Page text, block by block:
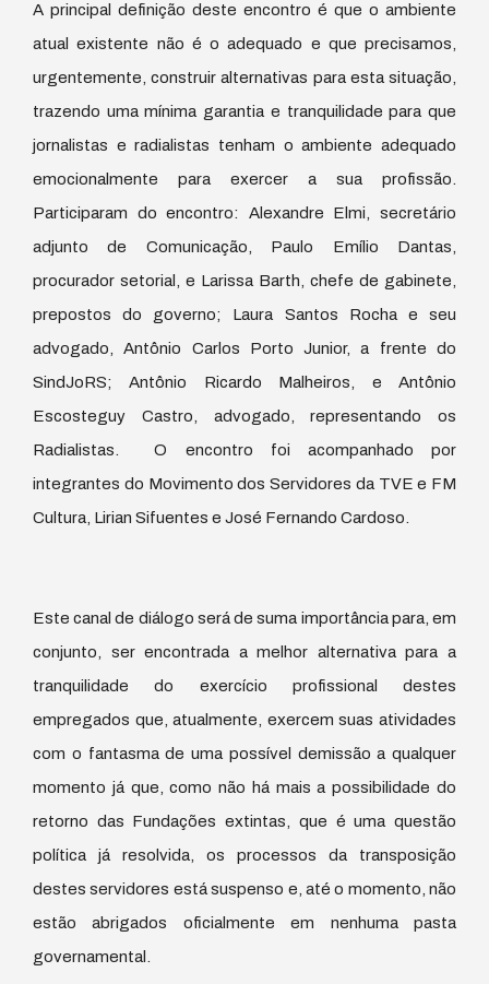
A principal definição deste encontro é que o ambiente
atual existente não é o adequado e que precisamos,
urgentemente, construir alternativas para esta situação,
trazendo uma mínima garantia e tranquilidade para que
jornalistas e radialistas tenham o ambiente adequado
emocionalmente para exercer a sua profissão.
Participaram do encontro: Alexandre Elmi, secretário
adjunto de Comunicação, Paulo Emílio Dantas,
procurador setorial, e Larissa Barth, chefe de gabinete,
prepostos do governo; Laura Santos Rocha e seu
advogado, Antônio Carlos Porto Junior, a frente do
SindJoRS; Antônio Ricardo Malheiros, e Antônio
Escosteguy Castro, advogado, representando os
Radialistas. O encontro foi acompanhado por
integrantes do Movimento dos Servidores da TVE e FM
Cultura, Lirian Sifuentes e José Fernando Cardoso.
Este canal de diálogo será de suma importância para, em
conjunto, ser encontrada a melhor alternativa para a
tranquilidade do exercício profissional destes
empregados que, atualmente, exercem suas atividades
com o fantasma de uma possível demissão a qualquer
momento já que, como não há mais a possibilidade do
retorno das Fundações extintas, que é uma questão
política já resolvida, os processos da transposição
destes servidores está suspenso e, até o momento, não
estão abrigados oficialmente em nenhuma pasta
governamental.